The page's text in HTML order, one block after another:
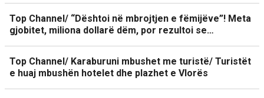
Top Channel/ “Dështoi në mbrojtjen e fëmijëve”! Meta
gjobitet, miliona dollarë dëm, por rezultoi se…
Top Channel/ Karaburuni mbushet me turistë/ Turistët
e huaj mbushën hotelet dhe plazhet e Vlorës